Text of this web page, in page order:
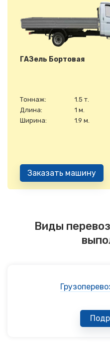
ГАЗель Бортовая
Тоннаж:
1.5 т.
Длина:
1 м.
Ширина:
1.9 м.
Заказать машину
Виды